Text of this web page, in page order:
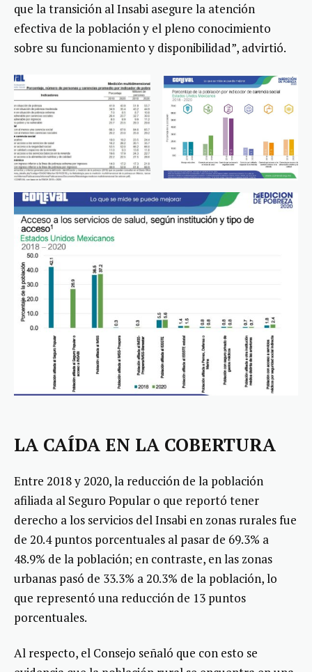
que la transición al Insabi asegure la atención
efectiva de la población y el pleno conocimiento
sobre su funcionamiento y disponibilidad”, advirtió.
LA CAÍDA EN LA COBERTURA
Entre 2018 y 2020, la reducción de la población
afiliada al Seguro Popular o que reportó tener
derecho a los servicios del Insabi en zonas rurales fue
de 20.4 puntos porcentuales al pasar de 69.3% a
48.9% de la población; en contraste, en las zonas
urbanas pasó de 33.3% a 20.3% de la población, lo
que representó una reducción de 13 puntos
porcentuales.
Al respecto, el Consejo señaló que con esto se